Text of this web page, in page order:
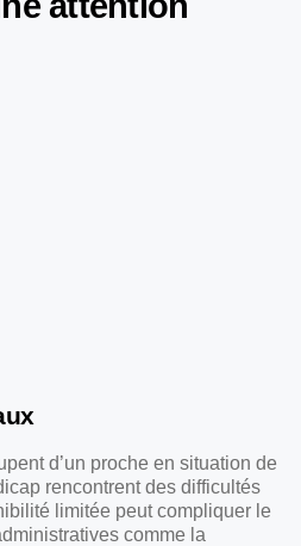
d’un proche en situation de
rencontrent des difficultés
limitée peut compliquer le
comme la